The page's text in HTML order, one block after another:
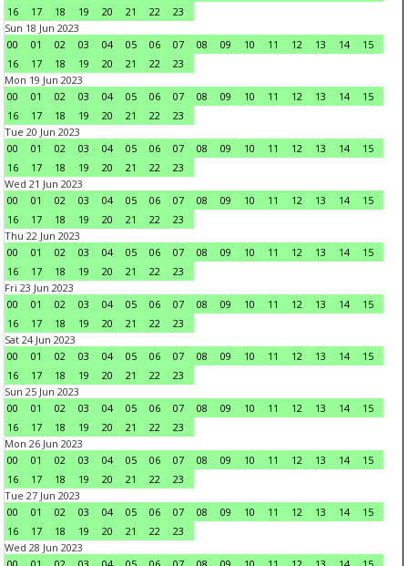
16
17 18 19 20 21 22
23
Sun 18 Jun 2023
00
01 02 03 04 05 06 07 08 09 10 11 12 13 14
15
16
17 18 19 20 21 22
23
Mon 19 Jun 2023
00
01 02 03 04 05 06 07 08 09 10 11 12 13 14
15
16
17 18 19 20 21 22
23
Tue 20 Jun 2023
00
01 02 03 04 05 06 07 08 09 10 11 12 13 14
15
16
17 18 19 20 21 22
23
Wed 21 Jun 2023
00
01 02 03 04 05 06 07 08 09 10 11 12 13 14
15
16
17 18 19 20 21 22
23
Thu 22 Jun 2023
00
01 02 03 04 05 06 07 08 09 10 11 12 13 14
15
16
17 18 19 20 21 22
23
Fri 23 Jun 2023
00
01 02 03 04 05 06 07 08 09 10 11 12 13 14
15
16
17 18 19 20 21 22
23
Sat 24 Jun 2023
00
01 02 03 04 05 06 07 08 09 10 11 12 13 14
15
16
17 18 19 20 21 22
23
Sun 25 Jun 2023
00
01 02 03 04 05 06 07 08 09 10 11 12 13 14
15
16
17 18 19 20 21 22
23
Mon 26 Jun 2023
00
01 02 03 04 05 06 07 08 09 10 11 12 13 14
15
16
17 18 19 20 21 22
23
Tue 27 Jun 2023
00
01 02 03 04 05 06 07 08 09 10 11 12 13 14
15
16
17 18 19 20 21 22
23
Wed 28 Jun 2023